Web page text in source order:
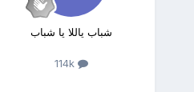
شباب ياللا يا شباب
114k